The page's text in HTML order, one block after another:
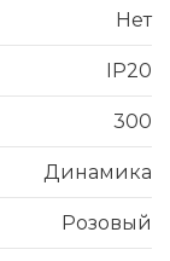
Нет
IP20
300
Динамика
Розовый